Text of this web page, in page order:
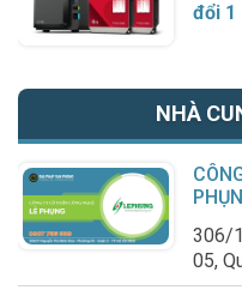
đổi 1
NHÀ
306/
05,